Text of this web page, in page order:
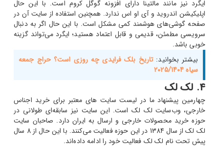
ایگرد نیز مانند مالتینا دارای افزونه گوگل کروم است. با این حال
اپلیکیشن اندروید و آی او اس ندارد. همچنین استفاده از سایت آن در
صفحه گوشی‌های هوشمند کمی مشکل است. با این حال اگر به دنبال
سرویسی مطمئن، قدیمی و قابل اعتماد هستید؛ ایگرد می‌تواند گزینه
خوبی باشد.
بیشتر بخوانید:تاریخ بلک فرایدی چه روزی است؟ حراج جمعه
سیاه 2025/1404
4. لک لک
چهارمین پیشنهاد ما در لیست سایت های معتبر برای خرید اجناس
خارجی، وب‌سایت لک لک است. این سایت نیز سابقه‌ای طولانی در
حوزه خرید محصولات خارجی و ارسال به ایران دارد. صاحبان سایت
لک لک از سال 1384 در این حوزه فعالیت می‌کنند. با این حال از 8 سال
پیش تحت نام لک لک فعالیت خود را ادامه داده‌اند.